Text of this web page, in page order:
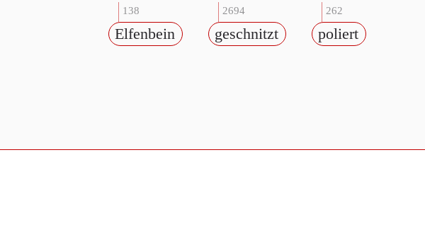
138
Elfenbein
2694
geschnitzt
262
poliert